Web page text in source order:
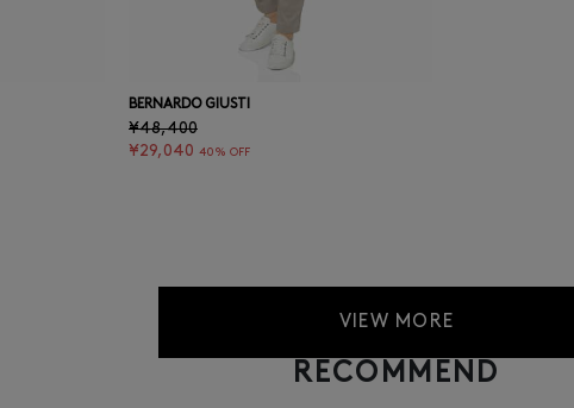
BERNARDO GIUSTI
¥48,400
¥29,040 40% OFF
VIEW MORE
RECOMMEND